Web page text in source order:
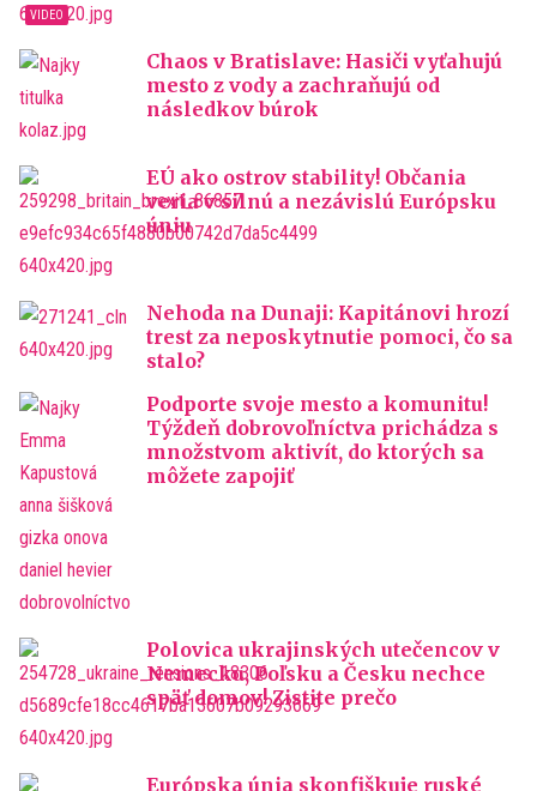
Chaos v Bratislave: Hasiči vyťahujú
mesto z vody a zachraňujú od
následkov búrok
EÚ ako ostrov stability! Občania
veria v silnú a nezávislú Európsku
úniu
Nehoda na Dunaji: Kapitánovi hrozí
trest za neposkytnutie pomoci, čo sa
stalo?
Podporte svoje mesto a komunitu!
Týždeň dobrovoľníctva prichádza s
množstvom aktivít, do ktorých sa
môžete zapojiť
Polovica ukrajinských utečencov v
Nemecku, Poľsku a Česku nechce
späť domov! Zistite prečo
Európska únia skonfiškuje ruské